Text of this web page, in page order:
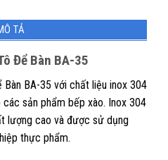
TẢ
Để Bàn BA-35
BA-35 với chất liệu inox 304
sản phẩm bếp xào. Inox 304
lượng cao và được sử dụng
thực phẩm.